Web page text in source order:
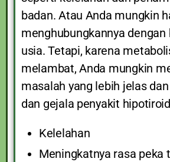
badan. Atau Anda mungkin
menghubungkannya
usia. Tetapi, karena
melambat, Anda mungkin
masalah yang lebih jelas
dan gejala penyakit
Kelelahan
Meningkatnya rasa peka